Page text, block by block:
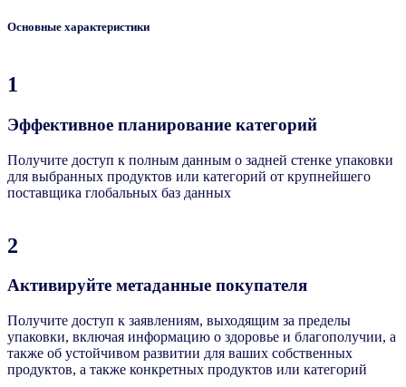
Основные характеристики
1
Эффективное планирование категорий
Получите доступ к полным данным о задней стенке упаковки
для выбранных продуктов или категорий от крупнейшего
поставщика глобальных баз данных
2
Активируйте метаданные покупателя
Получите доступ к заявлениям, выходящим за пределы
упаковки, включая информацию о здоровье и благополучии, а
также об устойчивом развитии для ваших собственных
продуктов, а также конкретных продуктов или категорий